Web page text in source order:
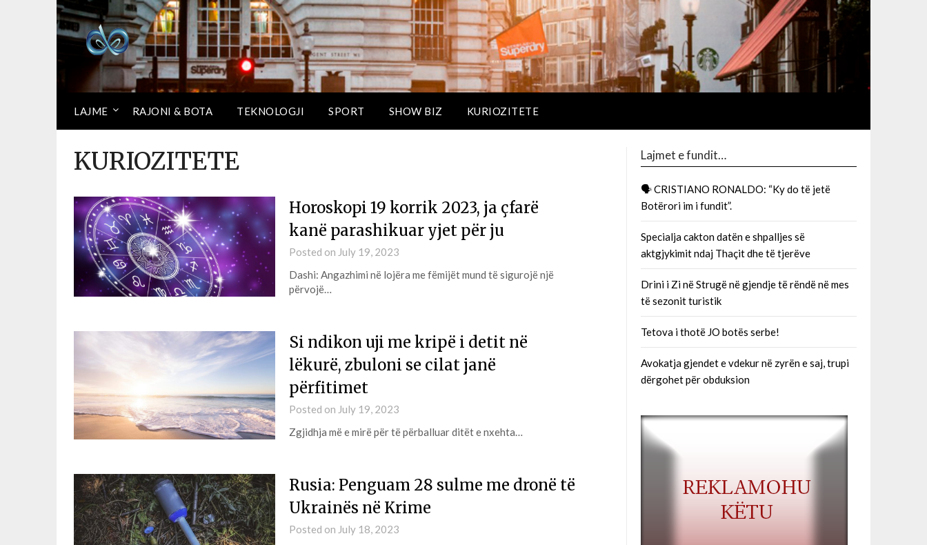
LAJME RAJONI & BOTA TEKNOLOGJI SPORT SHOW BIZ KURIOZITETE
KURIOZITETE
Horoskopi 19 korrik 2023, ja çfarë
kanë parashikuar yjet për ju
Posted on July 19, 2023
Dashi: Angazhimi në lojëra me fëmijët mund të sigurojë një
përvojë…
Si ndikon uji me kripë i detit në
lëkurë, zbuloni se cilat janë
përfitimet
Posted on July 19, 2023
Zgjidhja më e mirë për të përballuar ditët e nxehta…
Rusia: Penguam 28 sulme me dronë të
Ukrainës në Krime
Posted on July 18, 2023
Lajmet e fundit…
🗣 CRISTIANO RONALDO: “Ky do të jetë
Botërori im i fundit”.
Specialja cakton datën e shpalljes së
aktgjykimit ndaj Thaçit dhe të tjerëve
Drini i Zi në Strugë në gjendje të rëndë në mes
të sezonit turistik
Tetova i thotë JO botës serbe!
Avokatja gjendet e vdekur në zyrën e saj, trupi
dërgohet për obduksion